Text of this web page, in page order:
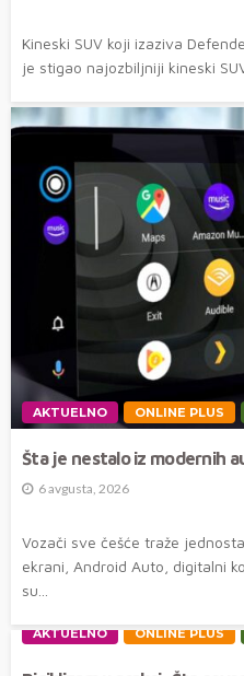
Kineski SUV koji izaziva
je stigao najozbiljniji kineski
AKTUELNO ONLINE PLUS
Šta je nestalo iz modernih
6 avgusta, 2026
Vozači sve češće traže
ekrani, Android Auto, digitalni
su...
AKTUELNO ONLINE PLUS